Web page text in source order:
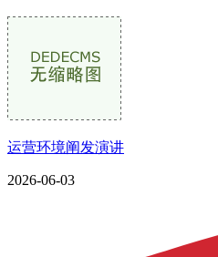
运营环境阐发演讲
2026-06-03